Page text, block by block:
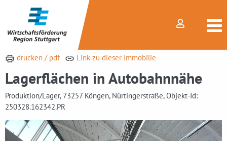
drucken / pdf Link zu dieser Immobilie
Lagerflächen in Autobahnnähe
Produktion/Lager, 73257 Köngen, Nürtingerstraße, Objekt-Id:
250328.162342.PR